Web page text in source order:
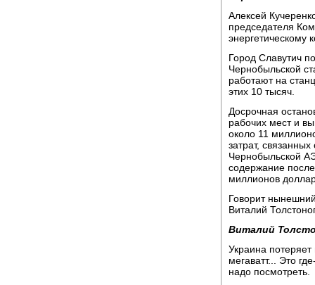
Алексей
председателя
энергетическому
Город Славутич
Чернобыльской
работают на
этих 10 тысяч.
Досрочная
рабочих мест и
около 11
затрат,
Чернобыльской
содержание
миллионов
Говорит
Виталий
Виталий
Украина
мегаватт... Это
надо посмотреть.